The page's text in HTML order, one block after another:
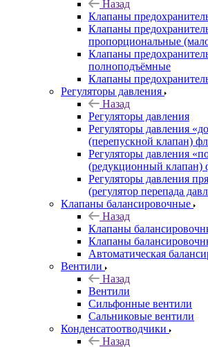
Назад
Клапаны
Клапаны
пропорциональные
Клапаны
полноподъёмные
Клапаны
Регуляторы давления
Назад
Регуляторы давления
Регуляторы давления
(перепускной клапан)
Регуляторы давления
(редукционный клапан)
Регуляторы давления
(регулятор перепада
Клапаны балансировочные
Назад
Клапаны
Клапаны
Автоматическая
Вентили
Назад
Вентили
Сильфонные вентили
Сальниковые вентили
Конденсатоотводчики
Назад